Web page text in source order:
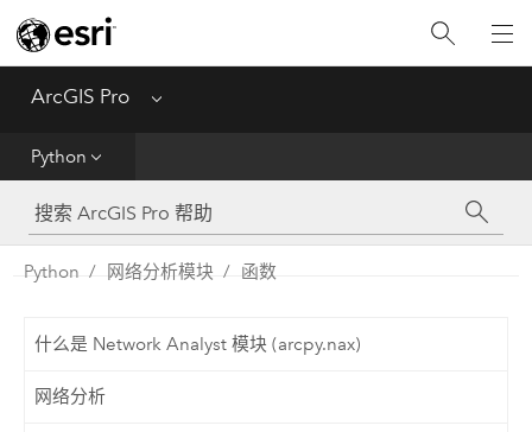
ArcGIS Pro Menu
Python
工具参考
Python
Python 网络分析模块 函数
什么是 Network Analyst 模块 (arcpy.nax)
网络分析